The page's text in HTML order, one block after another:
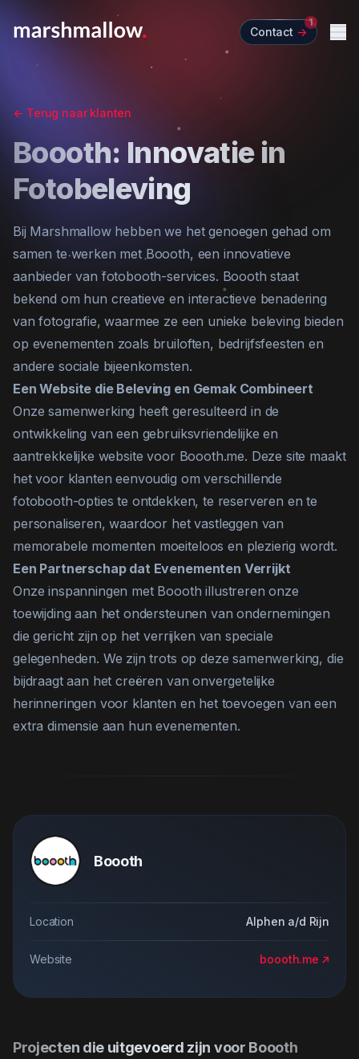
Contact ->
1
<- Terug naar klanten
Boooth: Innovatie in
Fotobeleving
Bij Marshmallow hebben we het genoegen gehad om
samen te werken met Boooth, een innovatieve
aanbieder van fotobooth-services. Boooth staat
bekend om hun creatieve en interactieve benadering
van fotografie, waarmee ze een unieke beleving bieden
op evenementen zoals bruiloften, bedrijfsfeesten en
andere sociale bijeenkomsten.
Een Website die Beleving en Gemak Combineert
Onze samenwerking heeft geresulteerd in de
ontwikkeling van een gebruiksvriendelijke en
aantrekkelijke website voor Boooth.me. Deze site maakt
het voor klanten eenvoudig om verschillende
fotobooth-opties te ontdekken, te reserveren en te
personaliseren, waardoor het vastleggen van
memorabele momenten moeiteloos en plezierig wordt.
Een Partnerschap dat Evenementen Verrijkt
Onze inspanningen met Boooth illustreren onze
toewijding aan het ondersteunen van ondernemingen
die gericht zijn op het verrijken van speciale
gelegenheden. We zijn trots op deze samenwerking, die
bijdraagt aan het creëren van onvergetelijke
herinneringen voor klanten en het toevoegen van een
extra dimensie aan hun evenementen.
Boooth
Location Alphen a/d Rijn
Website boooth.me
Projecten die uitgevoerd zijn voor Boooth